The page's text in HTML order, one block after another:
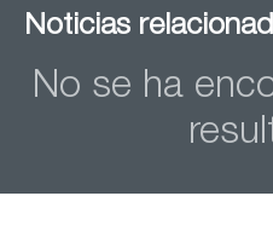
Noticias
No se ha